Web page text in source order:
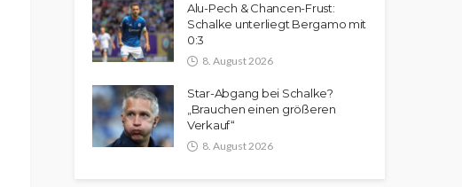
Alu-Pech & Chancen-Frust:
Schalke unterliegt Bergamo mit
0:3
8. August 2026
Star-Abgang bei Schalke?
„Brauchen einen größeren
Verkauf“
8. August 2026